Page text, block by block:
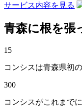
サービス内容を見る
青森に根を張
15
コンシスは青森県初
300
コンシスがこれまで